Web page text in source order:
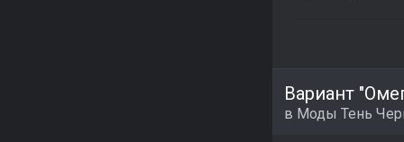
Вариант
в Моды Тень